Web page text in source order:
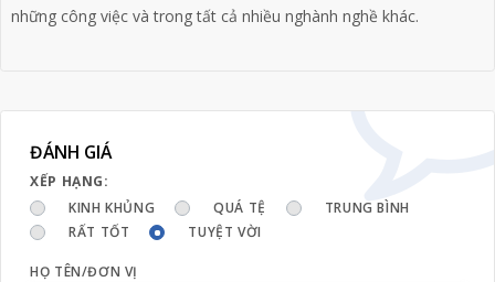
những công việc và trong tất cả nhiều nghành nghề khác.
ĐÁNH GIÁ
XẾP HẠNG:
KINH KHỦNG
QUÁ TỆ
TRUNG BÌNH
RẤT TỐT
TUYỆT VỜI
HỌ TÊN/ĐƠN VỊ